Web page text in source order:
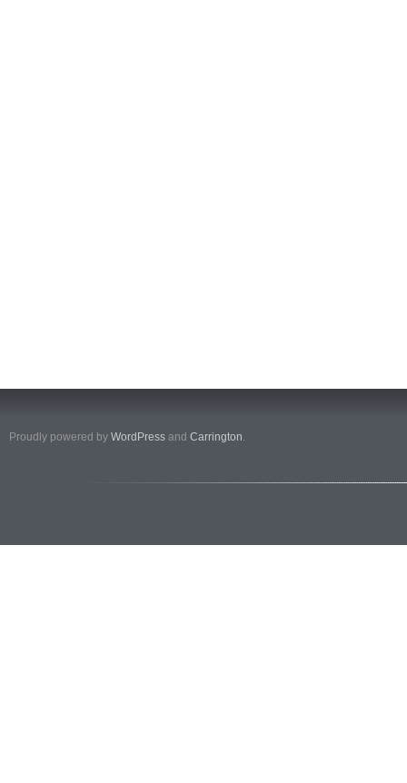
Proudly powered by WordPress and Carrington